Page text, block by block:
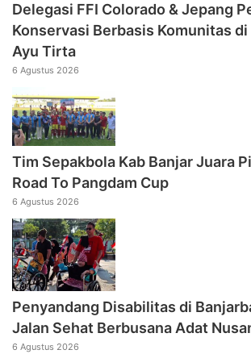
Delegasi FFI Colorado & Jepang
Konservasi Berbasis Komunitas
Ayu Tirta
6 Agustus 2026
Tim Sepakbola Kab Banjar Juara
Road To Pangdam Cup
6 Agustus 2026
Penyandang Disabilitas di
Jalan Sehat Berbusana Adat
6 Agustus 2026